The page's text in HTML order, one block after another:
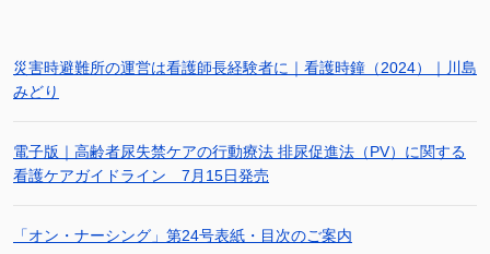
災害時避難所の運営は看護師長経験者に｜看護時鐘（2024）｜川島
みどり
電子版｜高齢者尿失禁ケアの行動療法 排尿促進法（PV）に関する
看護ケアガイドライン 7月15日発売
「オン・ナーシング」第24号表紙・目次のご案内